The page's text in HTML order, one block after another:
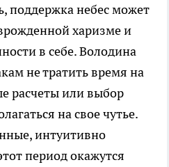
поддержка небес может
харизме и
в себе. Володина
не тратить время на
расчеты или выбор
на свое чутье.
интуитивно
период окажутся